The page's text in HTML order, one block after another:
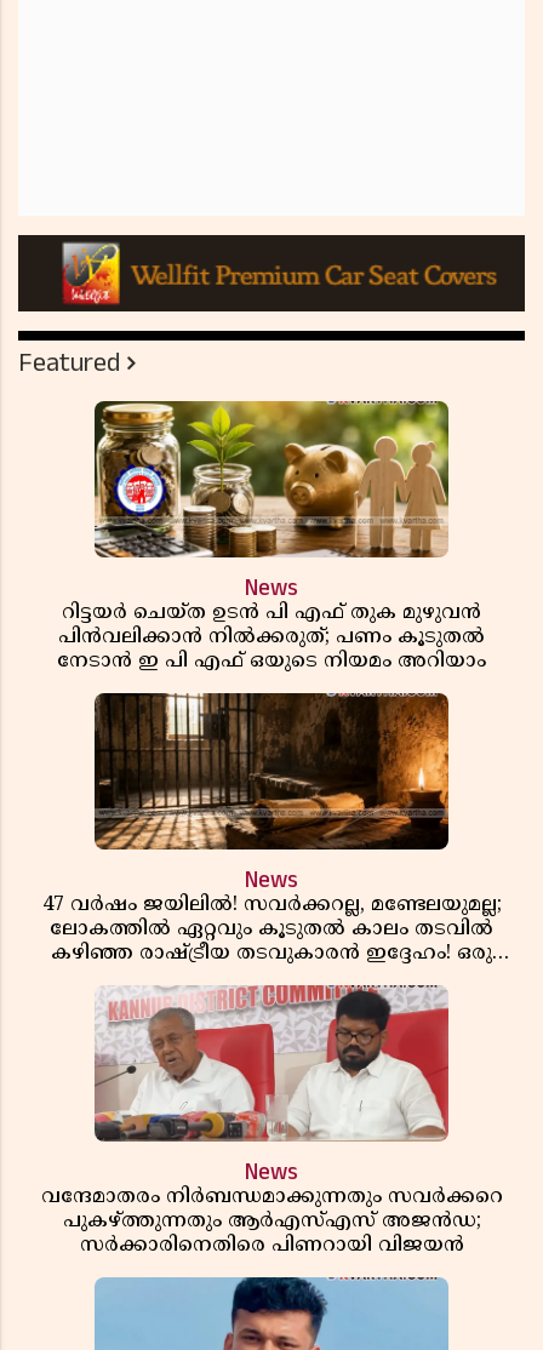
Featured
News
റിട്ടയർ ചെയ്ത ഉടൻ പി എഫ് തുക മുഴുവൻ
പിൻവലിക്കാൻ നിൽക്കരുത്; പണം കൂടുതൽ
നേടാൻ ഇ പി എഫ് ഒയുടെ നിയമം അറിയാം
News
47 വർഷം ജയിലിൽ! സവർക്കറല്ല, മണ്ടേലയുമല്ല;
ലോകത്തിൽ ഏറ്റവും കൂടുതൽ കാലം തടവിൽ
കഴിഞ്ഞ രാഷ്ട്രീയ തടവുകാരൻ ഇദ്ദേഹം! ഒരു
News
വന്ദേമാതരം നിർബന്ധമാക്കുന്നതും സവർക്കറെ
പുകഴ്ത്തുന്നതും ആർഎസ്എസ് അജൻഡ;
സർക്കാരിനെതിരെ പിണറായി വിജയൻ